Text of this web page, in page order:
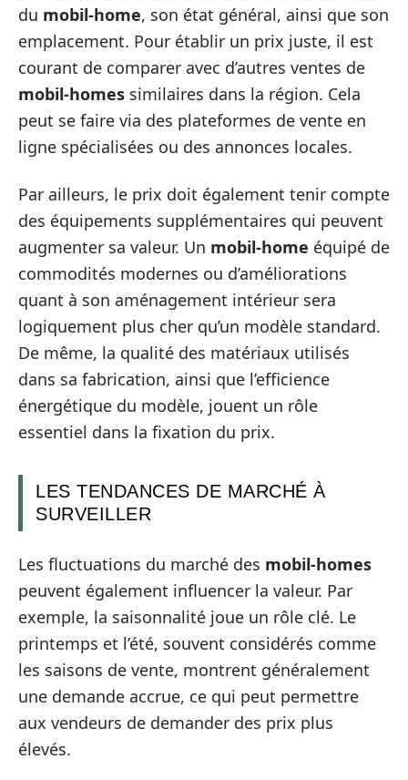
du mobil-home, son état général, ainsi que son
emplacement. Pour établir un prix juste, il est
courant de comparer avec d’autres ventes de
mobil-homes similaires dans la région. Cela
peut se faire via des plateformes de vente en
ligne spécialisées ou des annonces locales.
Par ailleurs, le prix doit également tenir compte
des équipements supplémentaires qui peuvent
augmenter sa valeur. Un mobil-home équipé de
commodités modernes ou d’améliorations
quant à son aménagement intérieur sera
logiquement plus cher qu’un modèle standard.
De même, la qualité des matériaux utilisés
dans sa fabrication, ainsi que l’efficience
énergétique du modèle, jouent un rôle
essentiel dans la fixation du prix.
LES TENDANCES DE MARCHÉ À
SURVEILLER
Les fluctuations du marché des mobil-homes
peuvent également influencer la valeur. Par
exemple, la saisonnalité joue un rôle clé. Le
printemps et l’été, souvent considérés comme
les saisons de vente, montrent généralement
une demande accrue, ce qui peut permettre
aux vendeurs de demander des prix plus
élevés.